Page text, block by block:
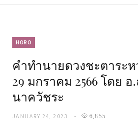
HORO
คำทำนายดวงชะตาระห
29 มกราคม 2566 โดย
นาควัชระ
JANUARY 24, 2023 6,855